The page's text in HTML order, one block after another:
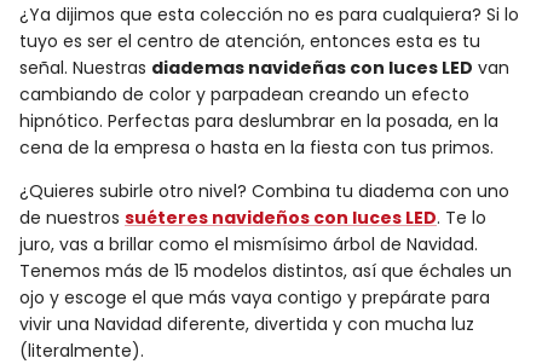
¿Ya dijimos que esta colección no es para cualquiera? Si lo
tuyo es ser el centro de atención, entonces esta es tu
señal. Nuestras diademas navideñas con luces LED van
cambiando de color y parpadean creando un efecto
hipnótico. Perfectas para deslumbrar en la posada, en la
cena de la empresa o hasta en la fiesta con tus primos.
¿Quieres subirle otro nivel? Combina tu diadema con uno
de nuestros suéteres navideños con luces LED. Te lo
juro, vas a brillar como el mismísimo árbol de Navidad.
Tenemos más de 15 modelos distintos, así que échales un
ojo y escoge el que más vaya contigo y prepárate para
vivir una Navidad diferente, divertida y con mucha luz
(literalmente).